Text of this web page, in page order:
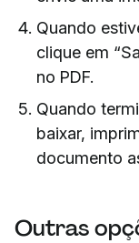
Quando
clique em
no PDF.
Quando
baixar,
documento
Outras